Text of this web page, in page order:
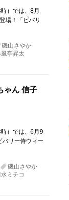
）では、8月
場！「ビバリ
磯山さやか
亭昇太
ゃん 信子
）では、6月9
バリー侍ウィー
磯山さやか
ミチコ